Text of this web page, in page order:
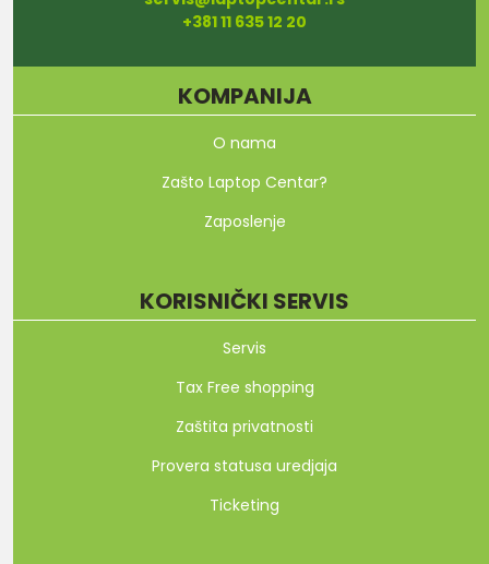
+381 11 635 12 20
KOMPANIJA
O nama
Zašto Laptop Centar?
Zaposlenje
KORISNIČKI SERVIS
Servis
Tax Free shopping
Zaštita privatnosti
Provera statusa uredjaja
Ticketing